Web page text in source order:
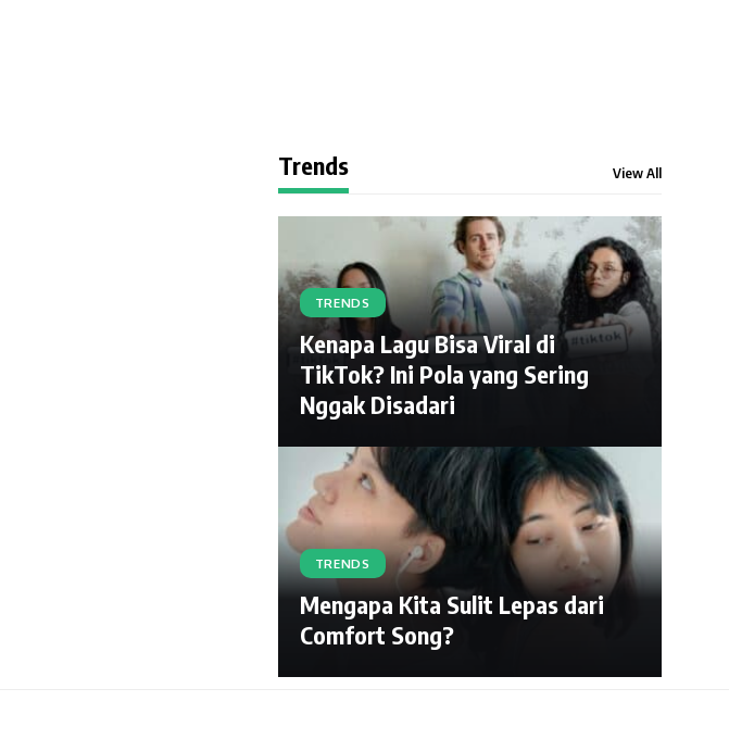
Trends View All
TRENDS
Kenapa Lagu Bisa Viral di
TikTok? Ini Pola yang Sering
Nggak Disadari
TRENDS
Mengapa Kita Sulit Lepas dari
Comfort Song?